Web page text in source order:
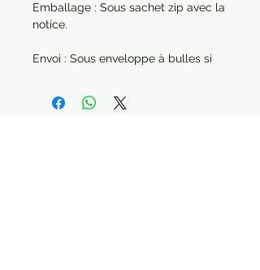
Emballage : Sous sachet zip avec la
notice.
Envoi : Sous enveloppe à bulles si
articles, chaque produit sera